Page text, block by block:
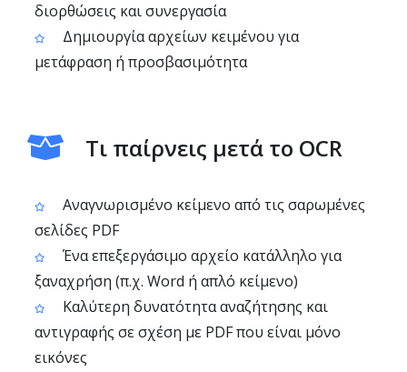
διορθώσεις και συνεργασία
Δημιουργία αρχείων κειμένου για
μετάφραση ή προσβασιμότητα
Τι παίρνεις μετά το OCR
Αναγνωρισμένο κείμενο από τις σαρωμένες
σελίδες PDF
Ένα επεξεργάσιμο αρχείο κατάλληλο για
ξαναχρήση (π.χ. Word ή απλό κείμενο)
Καλύτερη δυνατότητα αναζήτησης και
αντιγραφής σε σχέση με PDF που είναι μόνο
εικόνες